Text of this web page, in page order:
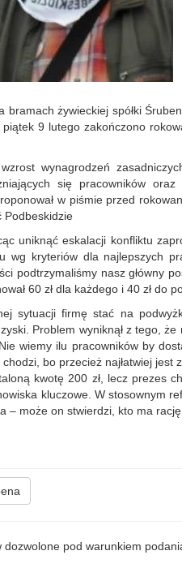
żywieckiej spółki
9 lutego zakończono
wynagrodzeń
się pracowników
w piśmie przed
Podbeskidzie
uniknąć eskalacji konfliktu
wg kryteriów dla najlepszych
podtrzymaliśmy nasz główny
60 zł dla każdego i 40 zł do
sytuacji firmę stać na
Problem wyniknął z tego,
wiemy ilu pracowników by
bo przecież najłatwiej
kwotę 200 zł, lecz prezes
kluczowe. W stosownym
– może on stwierdzi, kto ma rację.
dozwolone pod warunkiem